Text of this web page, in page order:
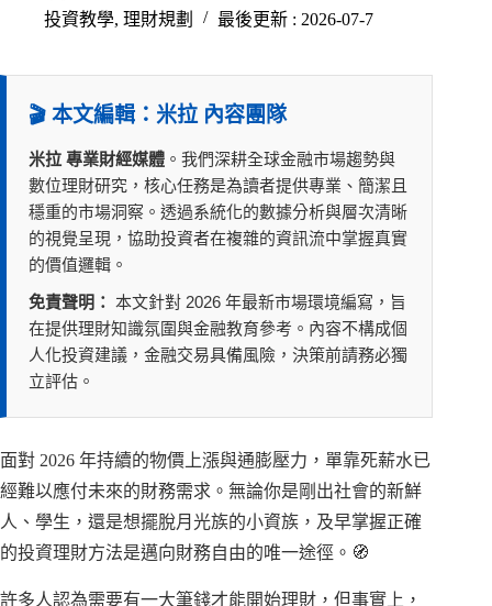
投資教學, 理財規劃 最後更新 : 2026-07-7
🎬 本文編輯：米拉 內容團隊
米拉 專業財經媒體 。我們深耕全球金融市場趨勢與
數位理財研究，核心任務是為讀者提供專業、簡潔且
穩重的市場洞察。透過系統化的數據分析與層次清晰
的視覺呈現，協助投資者在複雜的資訊流中掌握真實
的價值邏輯。
免責聲明： 本文針對 2026 年最新市場環境編寫，旨
在提供理財知識氛圍與金融教育參考。內容不構成個
人化投資建議，金融交易具備風險，決策前請務必獨
立評估。
面對 2026 年持續的物價上漲與通膨壓力，單靠死薪水已
經難以應付未來的財務需求。無論你是剛出社會的新鮮
人、學生，還是想擺脫月光族的小資族，及早掌握正確
的投資理財方法是邁向財務自由的唯一途徑。🧭
許多人認為需要有一大筆錢才能開始理財，但事實上，